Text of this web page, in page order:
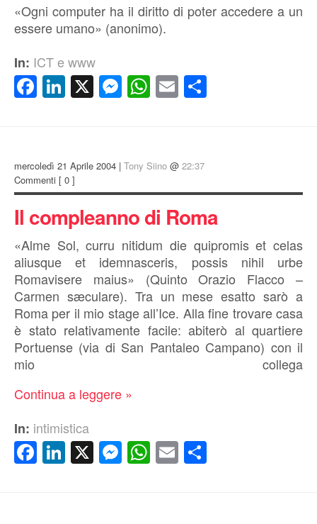
«Ogni computer ha il diritto di poter accedere a un
essere umano» (anonimo).
In: ICT e www
Facebook
LinkedIn
X Messenger
WhatsApp
Email
mercoledì 21 Aprile 2004 | Tony Siino @ 22:37
Commenti [ 0 ]
Il compleanno di Roma
«Alme Sol, curru nitidum die quipromis et celas
aliusque et idemnasceris, possis nihil urbe
Romavisere maius» (Quinto Orazio Flacco –
Carmen sæculare). Tra un mese esatto sarò a
Roma per il mio stage all’Ice. Alla fine trovare casa
è stato relativamente facile: abiterò al quartiere
Portuense (via di San Pantaleo Campano) con il
mio collega
Continua a leggere »
In: intimistica
Facebook
LinkedIn
X Messenger
WhatsApp
Email